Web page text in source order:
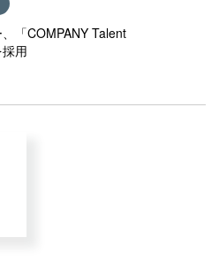
「COMPANY Talent
用